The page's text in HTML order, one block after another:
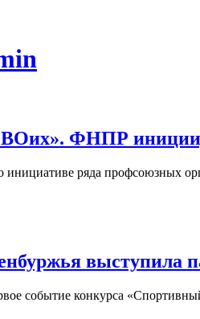
ФНПР
ряда профсоюзных
выступила
событие конкурса